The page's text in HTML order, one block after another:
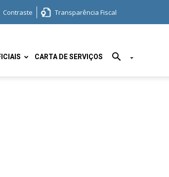
Contraste Transparência Fiscal
CARTA DE SERVIÇOS